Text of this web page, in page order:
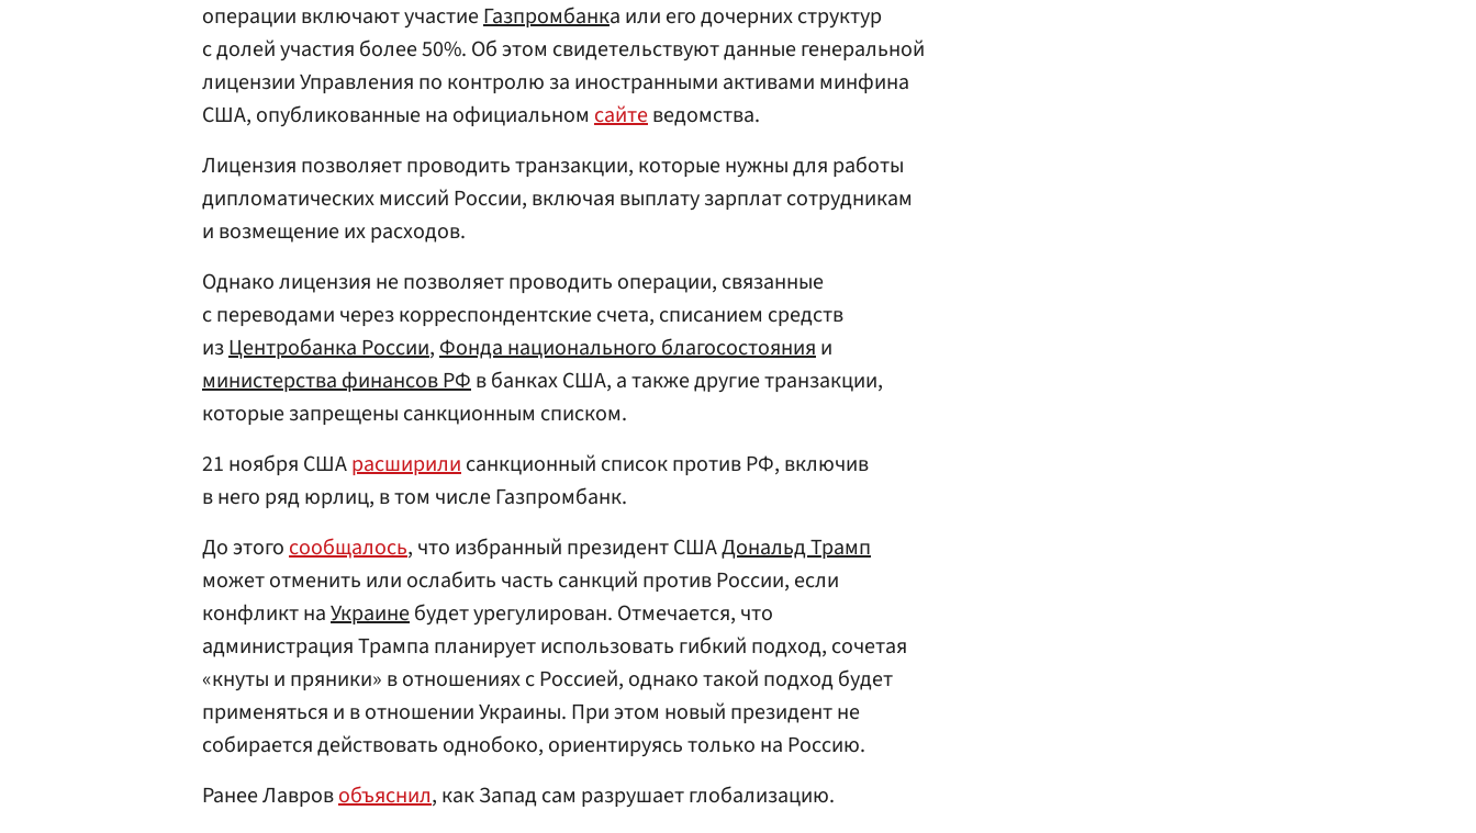
операции включают участиеГазпромбанка или его дочерних структур
с долей участия более 50%. Об этом свидетельствуют данные генеральной
лицензии Управления по контролю за иностранными активами минфина
США, опубликованные на официальном сайтеведомства.
Лицензия позволяет проводить транзакции, которые нужны для работы
дипломатических миссий России, включая выплату зарплат сотрудникам
и возмещение их расходов.
Однако лицензия не позволяет проводить операции, связанные
с переводами через корреспондентские счета, списанием средств
изЦентробанка России,Фонда национального благосостоянияи
министерства финансов РФв банках США, а также другие транзакции,
которые запрещены санкционным списком.
21 ноября СШАрасширилисанкционный список против РФ, включив
в него ряд юрлиц, в том числе Газпромбанк.
До этогосообщалось, что избранный президент СШАДональд Трамп
может отменить или ослабить часть санкций против России, если
конфликт наУкраинебудет урегулирован. Отмечается, что
администрация Трампа планирует использовать гибкий подход, сочетая
«кнуты и пряники» в отношениях с Россией, однако такой подход будет
применяться и в отношении Украины. При этом новый президент не
собирается действовать однобоко, ориентируясь только на Россию.
Ранее Лавровобъяснил, как Запад сам разрушает глобализацию.